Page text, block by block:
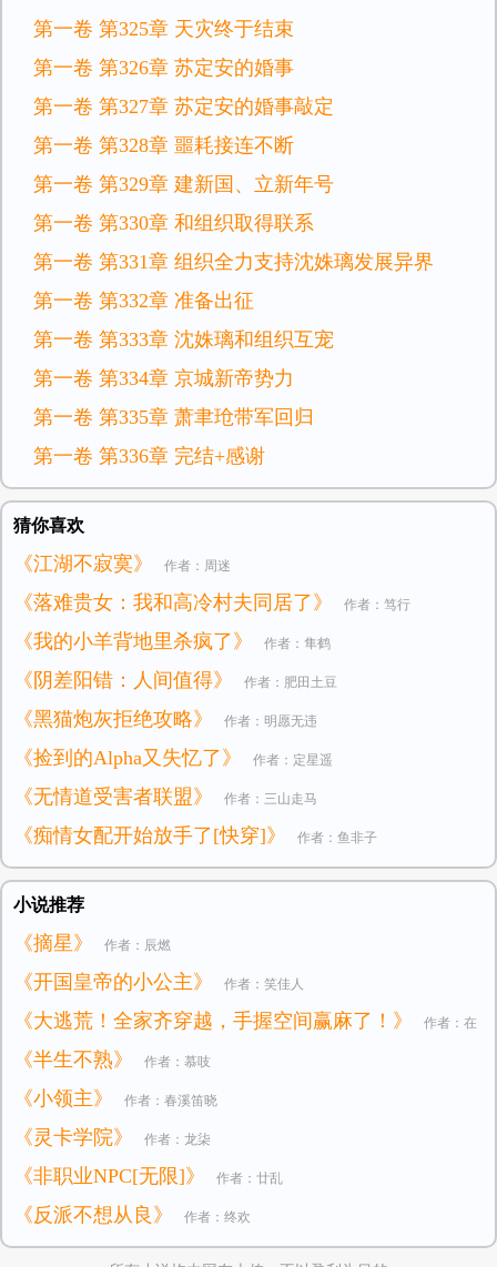
第一卷 第325章 天灾终于结束
第一卷 第326章 苏定安的婚事
第一卷 第327章 苏定安的婚事敲定
第一卷 第328章 噩耗接连不断
第一卷 第329章 建新国、立新年号
第一卷 第330章 和组织取得联系
第一卷 第331章 组织全力支持沈姝璃发展异界
第一卷 第332章 准备出征
第一卷 第333章 沈姝璃和组织互宠
第一卷 第334章 京城新帝势力
第一卷 第335章 萧聿玱带军回归
第一卷 第336章 完结+感谢
猜你喜欢
《江湖不寂寞》 作者：周迷
《落难贵女：我和高冷村夫同居了》 作者：笃行
《我的小羊背地里杀疯了》 作者：隼鹤
《阴差阳错：人间值得》 作者：肥田土豆
《黑猫炮灰拒绝攻略》 作者：明愿无违
《捡到的Alpha又失忆了》 作者：定星遥
《无情道受害者联盟》 作者：三山走马
《痴情女配开始放手了[快穿]》 作者：鱼非子
小说推荐
《摘星》 作者：辰燃
《开国皇帝的小公主》 作者：笑佳人
《大逃荒！全家齐穿越，手握空间赢麻了！》 作者：在
逃小公主
《半生不熟》 作者：慕吱
《小领主》 作者：春溪笛晓
《灵卡学院》 作者：龙柒
《非职业NPC[无限]》 作者：廿乱
《反派不想从良》 作者：终欢